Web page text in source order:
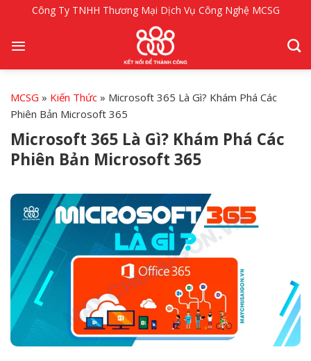
nội
Công Ty TNHH Thương Mại Dịch Vụ Công Nghệ MCSG
MCSG » Kiến Thức » Microsoft 365 Là Gì? Khám Phá Các
Phiên Bản Microsoft 365
Microsoft 365 Là Gì? Khám Phá Các
Phiên Bản Microsoft 365